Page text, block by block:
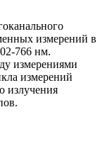
измерений в
766 нм.
измерениями
измерений
излучения